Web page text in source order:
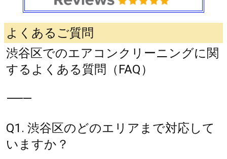
よくあるご質問
渋谷区でのエアコンクリーニングに関
するよくある質問（FAQ）
⸻
Q1. 渋谷区のどのエリアまで対応して
いますか？